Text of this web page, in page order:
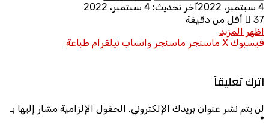
4 سبتمبر، 2022
آخر تحديث: 4 سبتمبر، 2022
37
أقل من دقيقة
اظهر المزيد
فيسبوك X ماسنجر ماسنجر واتساب تيلقرام طباعة
اترك تعليقاً
لن يتم نشر عنوان بريدك الإلكتروني.
الحقول الإلزامية مشار إليها بـ
*